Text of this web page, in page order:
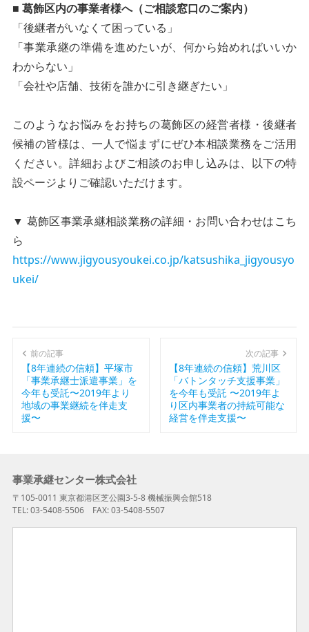
■ 葛飾区内の事業者様へ（ご相談窓口のご案内）
「後継者がいなくて困っている」
「事業承継の準備を進めたいが、何から始めればいいか
わからない」
「会社や店舗、技術を誰かに引き継ぎたい」
このようなお悩みをお持ちの葛飾区の経営者様・後継者
候補の皆様は、一人で悩まずにぜひ本相談業務をご活用
ください。詳細およびご相談のお申し込みは、以下の特
設ページよりご確認いただけます。
▼ 葛飾区事業承継相談業務の詳細・お問い合わせはこち
ら
https://www.jigyousyoukei.co.jp/katsushika_jigyousyo
ukei/
前の記事
【8年連続の信頼】平塚市
「事業承継士派遣事業」を
今年も受託〜2019年より
地域の事業継続を伴走支
援〜
次の記事
【8年連続の信頼】荒川区
「バトンタッチ支援事業」
を今年も受託 〜2019年よ
り区内事業者の持続可能な
経営を伴走支援〜
事業承継センター株式会社
〒105-0011 東京都港区芝公園3-5-8 機械振興会館518
TEL: 03-5408-5506 FAX: 03-5408-5507